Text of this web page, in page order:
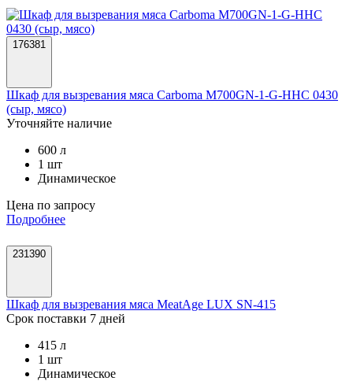
176381
Шкаф для вызревания мяса Carboma M700GN-1-G-HHC 0430
(сыр, мясо)
Уточняйте наличие
600 л
1 шт
Динамическое
Цена по запросу
Подробнее
231390
Шкаф для вызревания мяса MeatAge LUX SN-415
Срок поставки 7 дней
415 л
1 шт
Динамическое